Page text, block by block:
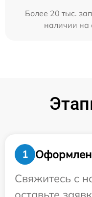
Более 20 тыс.
наличии на
1
Свяжитесь с